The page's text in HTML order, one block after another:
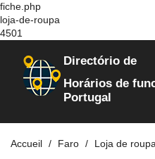
fiche.php
loja-de-roupa
4501
Directório de
Horários de
Portugal
Accueil Faro Loja de roupa